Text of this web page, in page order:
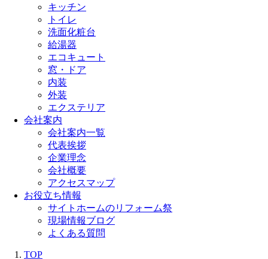
キッチン
トイレ
洗面化粧台
給湯器
エコキュート
窓・ドア
内装
外装
エクステリア
会社案内
会社案内一覧
代表挨拶
企業理念
会社概要
アクセスマップ
お役立ち情報
サイトホームのリフォーム祭
現場情報ブログ
よくある質問
TOP